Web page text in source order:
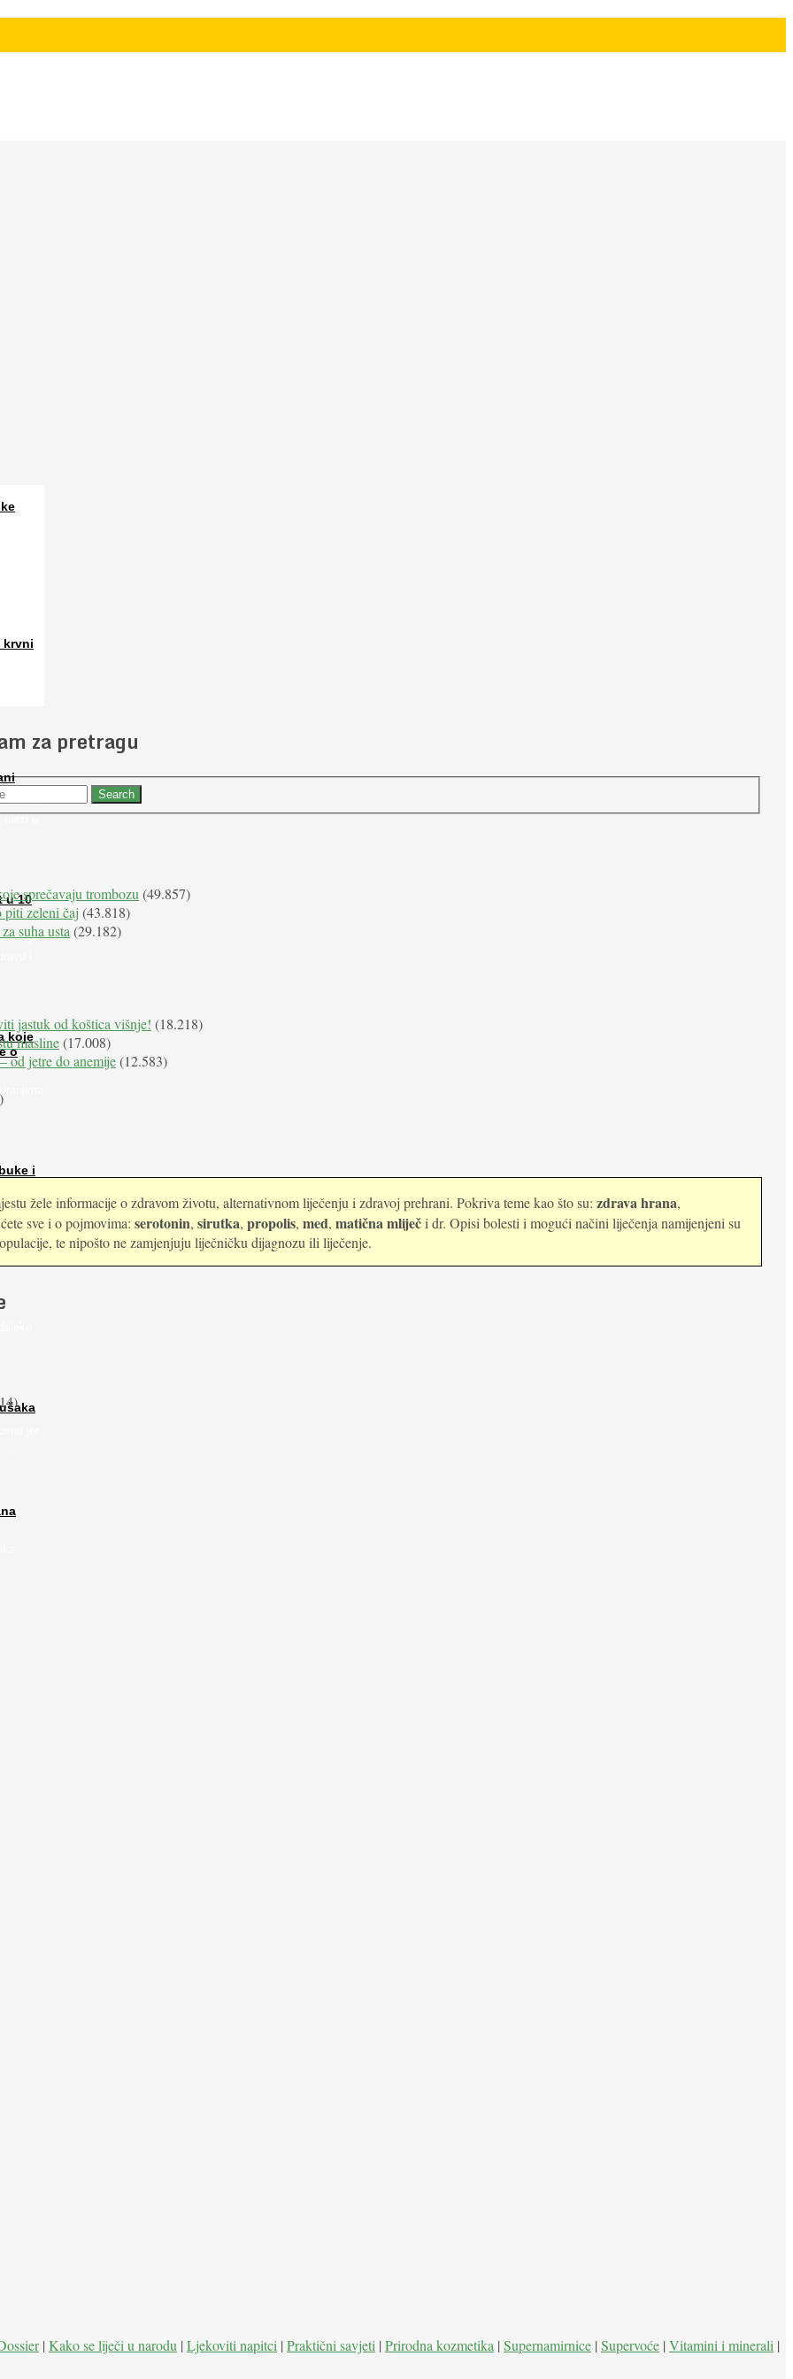
krvni
u 10
stroge
i
koje
o
i
jer
za pretragu
sprečavaju trombozu (49.857)
piti zeleni čaj (43.818)
suha usta (29.182)
jastuk od koštica višnje! (18.218)
masline(17.008)
od jetre do anemije(12.583)
žele informacije o zdravom životu, alternativnom liječenju i zdravoj prehrani. Pokriva teme kao što su: zdrava hrana,
sve i o pojmovima: serotonin, sirutka, propolis, med, matična mliječi dr. Opisi bolesti i mogući načini liječenja namijenjeni su
te nipošto ne zamjenjuju liječničku dijagnozu ili liječenje.
| Kako se liječi u narodu | Ljekoviti napitci | Praktični savjeti | Prirodna kozmetika | Supernamirnice | Supervoće | Vitamini i minerali |